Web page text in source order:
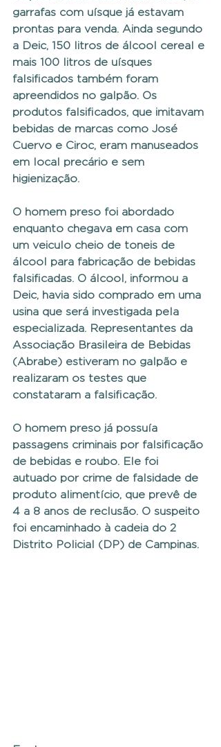
garrafas com uísque já estavam
prontas para venda. Ainda segundo
a Deic, 150 litros de álcool cereal e
mais 100 litros de uísques
falsificados também foram
apreendidos no galpão. Os
produtos falsificados, que imitavam
bebidas de marcas como José
Cuervo e Ciroc, eram manuseados
em local precário e sem
higienização.
O homem preso foi abordado
enquanto chegava em casa com
um veiculo cheio de toneis de
álcool para fabricação de bebidas
falsificadas. O álcool, informou a
Deic, havia sido comprado em uma
usina que será investigada pela
especializada. Representantes da
Associação Brasileira de Bebidas
(Abrabe) estiveram no galpão e
realizaram os testes que
constataram a falsificação.
O homem preso já possuía
passagens criminais por falsificação
de bebidas e roubo. Ele foi
autuado por crime de falsidade de
produto alimentício, que prevê de
4 a 8 anos de reclusão. O suspeito
foi encaminhado à cadeia do 2
Distrito Policial (DP) de Campinas.